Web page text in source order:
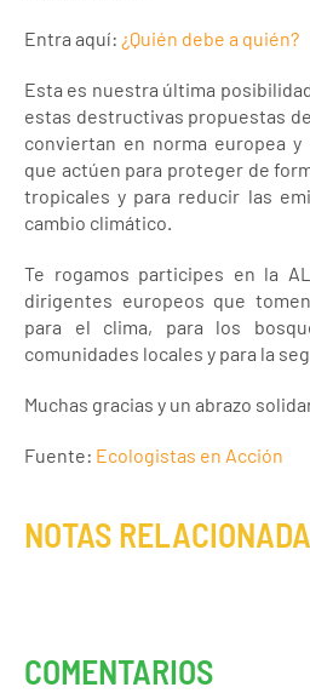
Entra aquí: ¿Quién debe a quién?
Esta es nuestra última
estas destructivas propuestas
conviertan en norma europea
que actúen para proteger de
tropicales y para reducir las
cambio climático.
Te rogamos participes en la
dirigentes europeos que
para el clima, para los
comunidades locales y para la
Muchas gracias y un abrazo
Fuente: Ecologistas en Acción
NOTAS
COMENTARIOS